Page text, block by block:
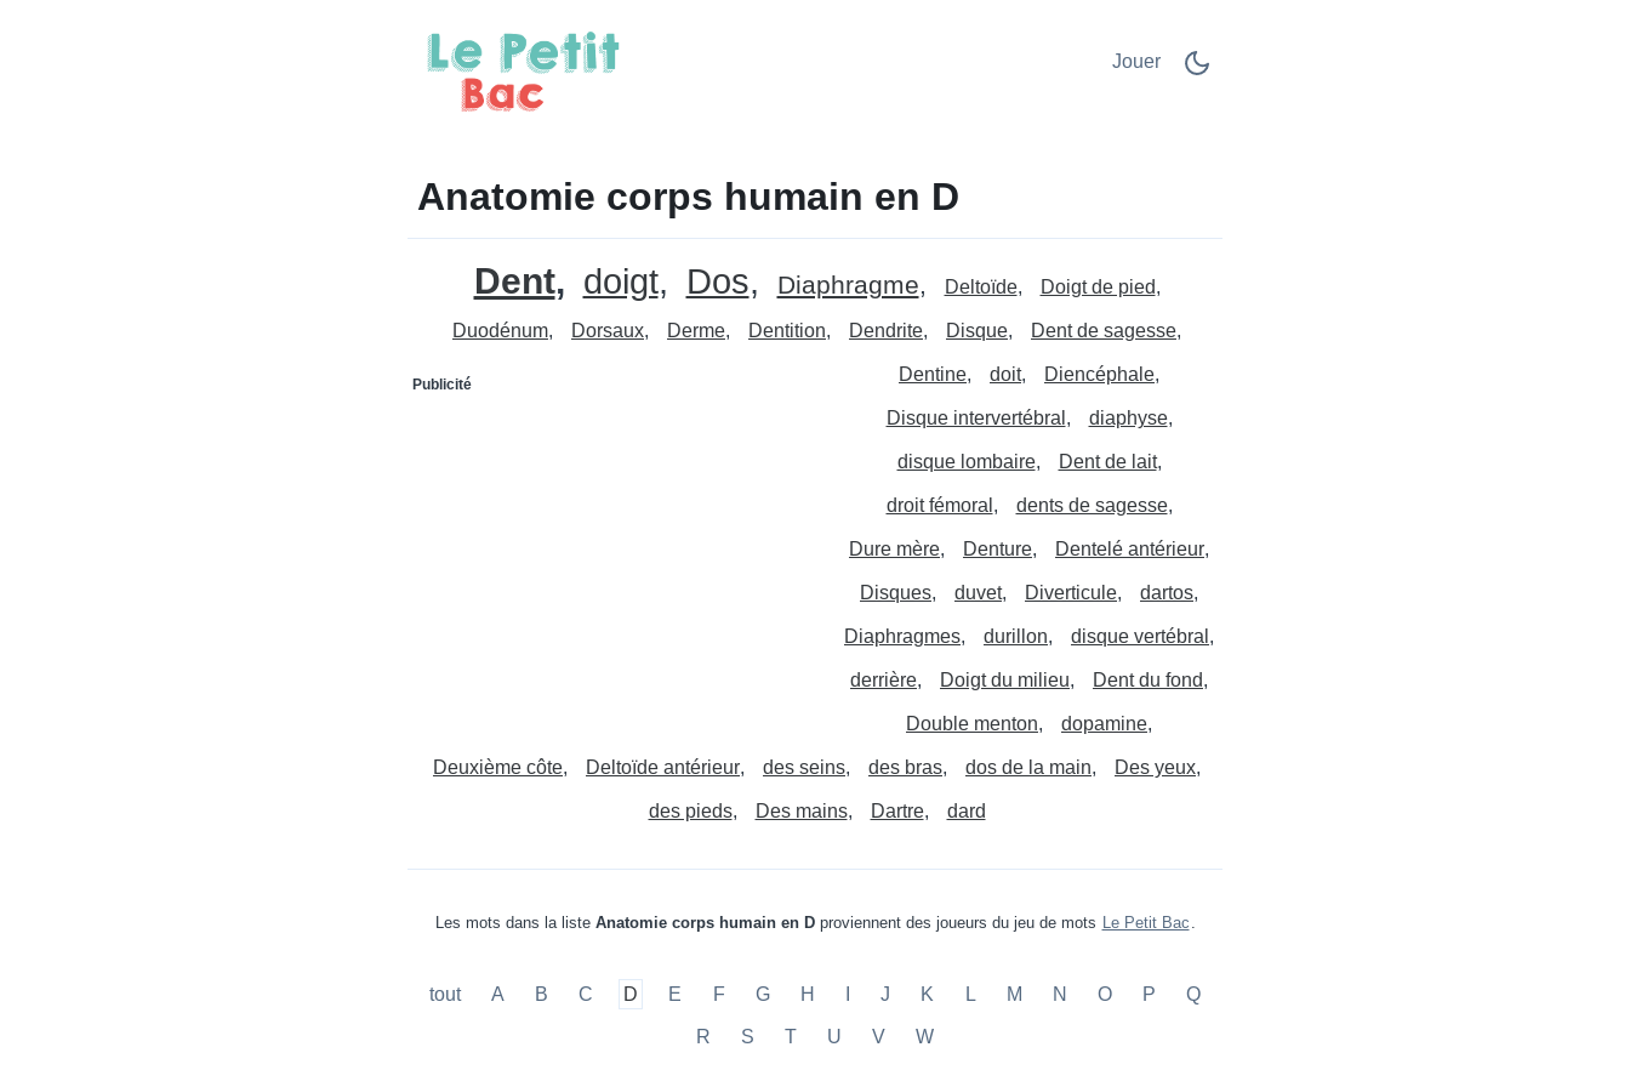
Jouer
Anatomie corps humain en D
Dent doigt Dos Diaphragme Deltoïde Doigt de pied
Duodénum Dorsaux Derme Dentition Dendrite Disque Dent de sagesse
Dentine doit
Publicité Diencéphale
Disque intervertébral diaphyse
disque lombaire Dent de lait
droit fémoral dents de sagesse
Dure mère Denture Dentelé antérieur
Disques duvet Diverticule dartos
Diaphragmes durillon disque vertébral
derrière Doigt du milieu Dent du fond
Double menton dopamine
Deuxième côte Deltoïde antérieur des seins des bras dos de la main Des yeux
des pieds Des mains Dartre dard
Les mots dans la liste Anatomie corps humain en Dproviennent des joueurs du jeu de mots Le Petit Bac .
tout A B C D E F G H J K L M N O P Q
R S T U V W